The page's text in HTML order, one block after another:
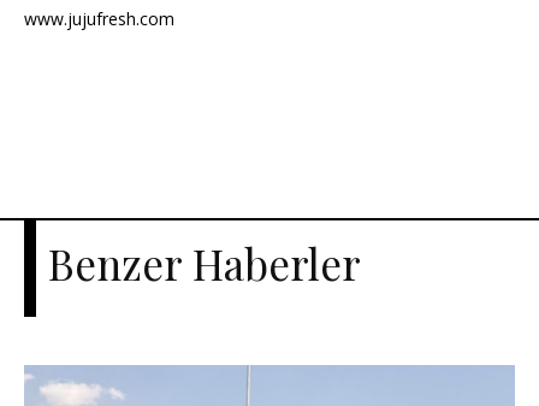
www.jujufresh.com
Benzer Haberler